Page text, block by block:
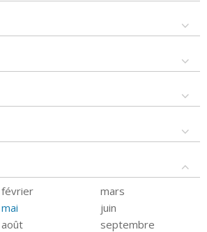
février
mars
mai
juin
août
septembre